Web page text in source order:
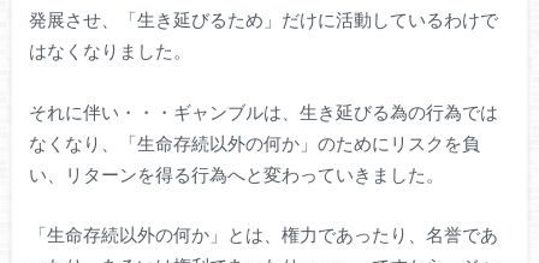
発展させ、「生き延びるため」だけに活動しているわけで
はなくなりました。
それに伴い・・・ギャンブルは、生き延びる為の行為では
なくなり、「生命存続以外の何か」のためにリスクを負
い、リターンを得る行為へと変わっていきました。
「生命存続以外の何か」とは、権力であったり、名誉であ